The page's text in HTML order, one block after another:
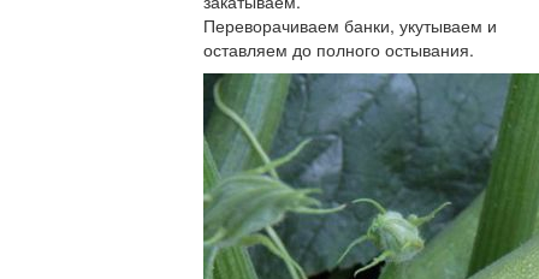
Переворачиваем банки, укутываем и
оставляем до полного остывания.